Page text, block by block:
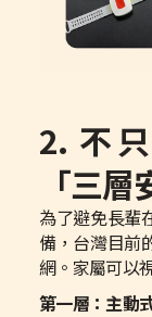
2. 不
「三層
為了避免長輩
備，台灣目前
網。家屬可以
第一層：主動